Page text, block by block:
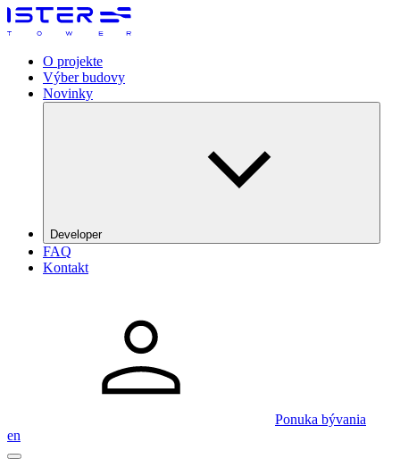
O projekte
Výber budovy
Novinky
Developer
DRFG
FAQ
Kontakt
Ponuka bývania
en